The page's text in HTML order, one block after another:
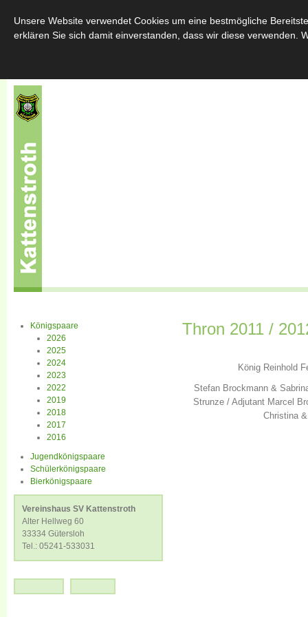
Home Über uns Schützenfest Throngemeinschaften
Königspaare
2026
2025
2024
2023
2022
2019
2018
2017
2016
Jugendkönigspaare
Schülerkönigspaare
Bierkönigspaare
Vereinshaus SV Kattenstroth
Alter Hellweg 60
33334 Gütersloh
Tel.: 05241-533031
Thron 2011 /
König Reinhold
Stefan Brockmann &
Strunze / Adjutant Marcel
Christina
Unsere Website verwendet Cookies um eine bestmögliche
erklären Sie sich damit einverstanden, dass wir diese verwenden.